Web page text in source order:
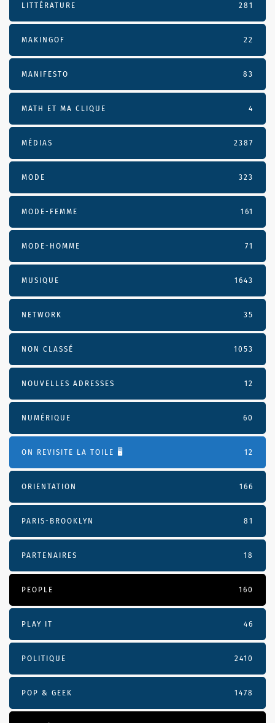
LITTÉRATURE 281
MAKINGOF 22
MANIFESTO 83
MATH ET MA CLIQUE 4
MÉDIAS 2387
MODE 323
MODE-FEMME 161
MODE-HOMME 71
MUSIQUE 1643
NETWORK 35
NON CLASSÉ 1053
NOUVELLES ADRESSES 12
NUMÉRIQUE 60
ON REVISITE LA TOILE 🖥️ 12
ORIENTATION 166
PARIS-BROOKLYN 81
PARTENAIRES 18
PEOPLE 160
PLAY IT 46
POLITIQUE 2410
POP & GEEK 1478